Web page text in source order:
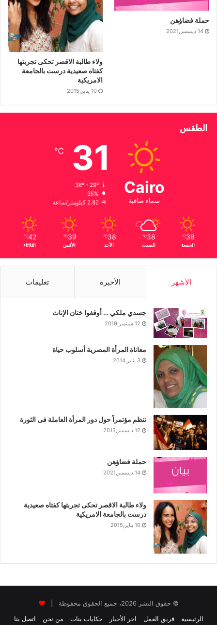
حملة فضاؤهن
14 ديسمبر,2021
ولاء طالبة الاقصر تحكى تجربتها
كفتاه صعيدية درست بالجامعة
الامريكية
10 يناير,2015
الطقس
Cairo
سماء صافية
31
℃
38º - 29º
35%
2.82 كيلومتر/ساعة
38
℃
الجمعة
38
℃
السبت
38
℃
الأحد
39
℃
الأثنين
42
℃
الثلاثاء
الأشهر الأخيرة تعليقات
جسدي ملكي … أوقفوا ختان الإناث
12 سبتمبر,2019
معاناة المرأة المصرية أسلوب حياة
3 يناير,2014
تنظم مؤتمراً حول دور المرأة العاملة فى الثورة
12 ديسمبر,2013
حملة فضاؤهن
14 ديسمبر,2021
ولاء طالبة الاقصر تحكى تجربتها كفتاه صعيدية
درست بالجامعة الامريكية
10 يناير,2015
© حقوق النشر 2026، جميع الحقوق محفوظة |
الرئيسية
فريق العمل اخر الأخبار حكايات بنات من نحن اتصل بنا